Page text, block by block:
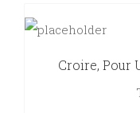
Croire, Pour